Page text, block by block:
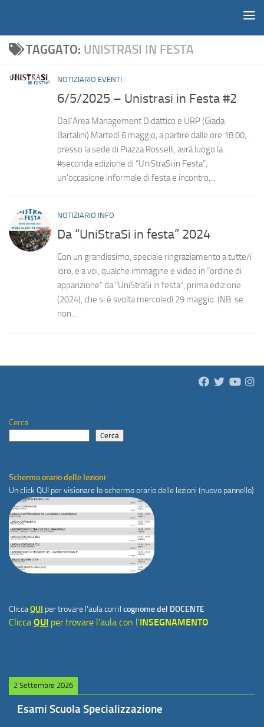
TAGGATO: UNISTRASI IN FESTA
NOTIZIARIO EVENTI
6/5/2025 – Unistrasi in Festa #2
Dall’Area Management Didattico e URP (Giada
Bartalini) Martedì 6 maggio, a partire dalle ore 18.00,
presso la sede di Piazza Rosselli, avrà luogo la
#seconda edizione di “UniStraSi in Festa”,
un’occasione informale di festa e incontro,...
NOTIZIARIO INFO
Da “UniStraSi in festa” 2024
Con un grandissimo, speciale ringraziamento a tutte/i
loro, e a voi, qualche immagine e video in “ordine di
apparizione” da “UniStraSi in festa“, prima edizione
(2024), che si è svolta mercoledì 29 maggio. (NB: se
non...
Cerca
Cerca
Schermo orario delle lezioni
Un click QUI per visionare lo schermo orario delle lezioni (nuovo pannello)
CliccaQUI per trovare l'aula con il cognome del DOCENTE
Clicca QUI per trovare l'aula con l'INSEGNAMENTO
2 Settembre 2026
Esami Scuola Specializzazione